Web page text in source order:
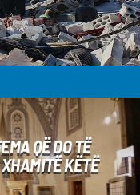
QË DO TË
KËTË